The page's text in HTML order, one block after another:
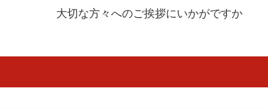
大切な方々へのご挨拶にいかがですか